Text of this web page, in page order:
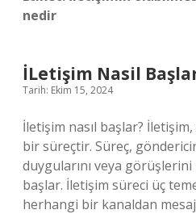
nedir
İLetişim Nasil
Tarih: Ekim 15, 2024
İletişim nasıl başlar?
bir süreçtir. Süreç,
duygularını veya
başlar. İletişim süreci üç
herhangi bir kanaldan